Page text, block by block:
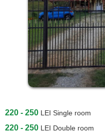
220 - 250 LEI Single room
220 - 250 LEI Double room